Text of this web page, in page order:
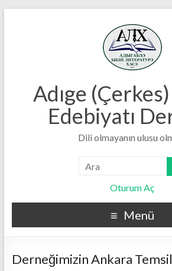
Adıge
Edebiyatı
Dili olmayanın ulusu
Oturum Aç
Menü
Derneğimizin Ankara